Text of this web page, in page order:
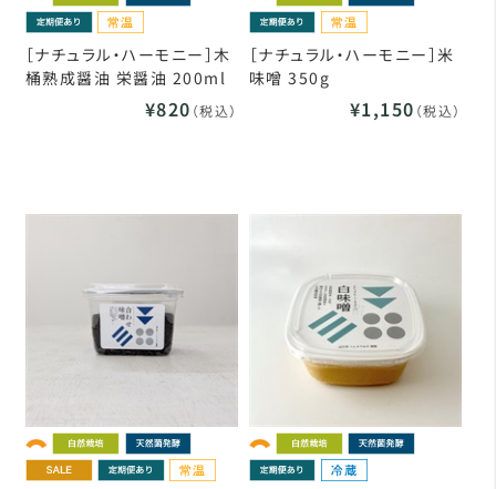
［ナチュラル・ハーモニー］木
桶熟成醤油 栄醤油 200ml
¥820 （税込）
［ナチュラル・ハーモニー］米
味噌 350g
¥1,150 （税込）